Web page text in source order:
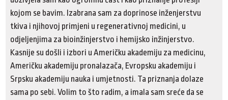
kojom se bavim. Izabrana sam za doprinose inženjerstvu
tkiva i njihovoj primjeni u regenerativnoj medicini, u
odjeljenjima za bioinžinjerstvo i hemijsko inžinjerstvo.
Kasnije su došli i izbori u Američku akademiju za medicinu,
Američku akademiju pronalazača, Evropsku akademiju i
Srpsku akademiju nauka i umjetnosti. Ta priznanja dolaze
sama po sebi. Volim to što radim, a imala sam sreće da se